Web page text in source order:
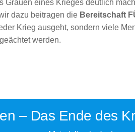
Grauen eines Krieges deutlich
dazu beitragen die Bereitschaft
Krieg ausgeht, sondern viele
werden.
– Das Ende des